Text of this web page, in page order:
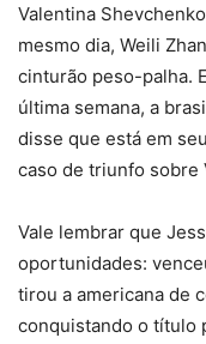
Valentina
mesmo dia, Weili
cinturão peso-palha.
última semana, a
disse que está em
caso de triunfo sobre
Vale lembrar que
oportunidades:
tirou a americana de
conquistando o título